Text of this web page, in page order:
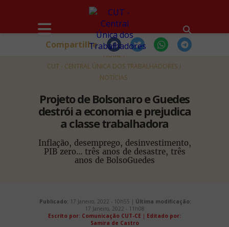
HOME
CUT - CENTRAL ÚNICA DOS TRABALHADORES
NOTÍCIAS
Projeto de Bolsonaro e Guedes
destrói a economia e prejudica
a classe trabalhadora
Inflação, desemprego, desinvestimento,
PIB zero... três anos de desastre, três
anos de BolsoGuedes
Compartilhe
Publicado: 17 Janeiro, 2022 - 10h55 | Última modificação:
17 Janeiro, 2022 - 11h08
Escrito por: Comunicação CUT-CE | Editado por:
Samira de Castro